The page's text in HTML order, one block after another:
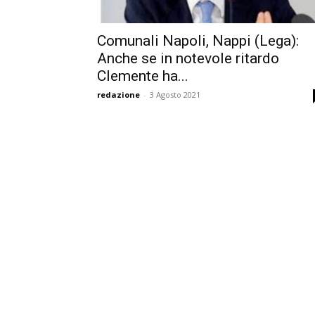
Comunali Napoli, Nappi (Lega):
Anche se in notevole ritardo
Clemente ha...
redazione - 3 Agosto 2021